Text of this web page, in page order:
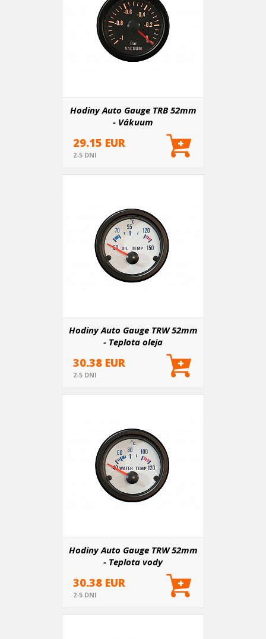
Hodiny Auto Gauge TRB 52mm
- Vákuum
29.15 EUR
2-5 DNI
Hodiny Auto Gauge TRW 52mm
- Teplota oleja
30.38 EUR
2-5 DNI
Hodiny Auto Gauge TRW 52mm
- Teplota vody
30.38 EUR
2-5 DNI